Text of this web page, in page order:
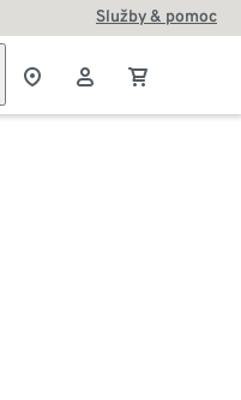
Služby & pomoc